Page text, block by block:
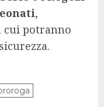
,
cui potranno